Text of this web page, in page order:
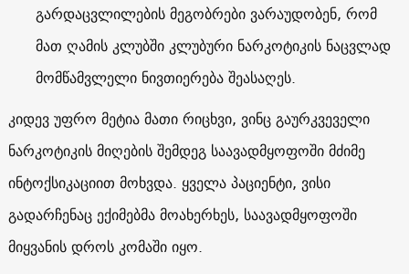
გარდაცვლილების მეგობრები ვარაუდობენ, რომ
მათ ღამის კლუბში კლუბური ნარკოტიკის ნაცვლად
მომწამვლელი ნივთიერება შეასაღეს.
კიდევ უფრო მეტია მათი რიცხვი, ვინც გაურკვეველი
ნარკოტიკის მიღების შემდეგ საავადმყოფოში მძიმე
ინტოქსიკაციით მოხვდა. ყველა პაციენტი, ვისი
გადარჩენაც ექიმებმა მოახერხეს, საავადმყოფოში
მიყვანის დროს კომაში იყო.